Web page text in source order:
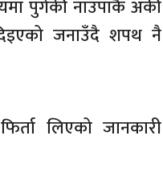
पुगेकी नाउपाकै अर्की
जनाउँदै शपथ नै
लिएको जानकारी